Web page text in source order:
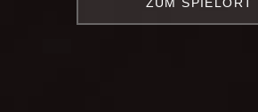
ZUM SPIELORT